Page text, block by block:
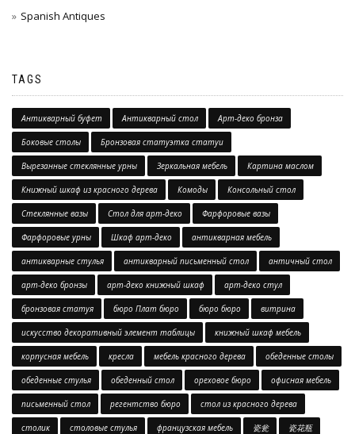
Spanish Antiques
TAGS
Антикварный буфет Антикварный стол Арт-деко бронза
Боковые столы Бронзовая статуэтка статуи
Вырезанные стеклянные урны Зеркальная мебель Картина маслом
Книжный шкаф из красного дерева Комоды Консольный стол
Стеклянные вазы Стол для арт-деко Фарфоровые вазы
Фарфоровые урны Шкаф арт-деко антикварная мебель
антикварные стулья антикварный письменный стол античный стол
арт-деко бронзы арт-деко книжный шкаф арт-деко стул
бронзовая статуя бюро Плат бюро бюро бюро витрина
искусство декоративный элемент таблицы книжный шкаф мебель
корпусная мебель кресла мебель красного дерева обеденные столы
обеденные стулья обеденный стол ореховое бюро офисная мебель
письменный стол регентство бюро стол из красного дерева
столик столовые стулья французская мебель 瓷瓮 瓷花瓶